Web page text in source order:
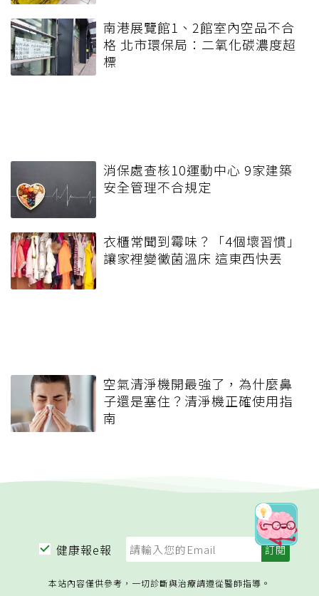
南港展覽館1、2館室內空品不合
格 北市環保局：二氧化碳濃度超
標
消保處查核10運動中心 9家建築
安全管理不合規定
衣櫃常聞到霉味？「4個壞習慣」
讓家裡變黴菌溫床 這東西快丟
空氣清淨機開最強了，為什麼鼻
子還是塞住？清淨機正確使用指
南
健康報e報
本站內容僅供參考，一切診斷與治療請遵從醫師指導。